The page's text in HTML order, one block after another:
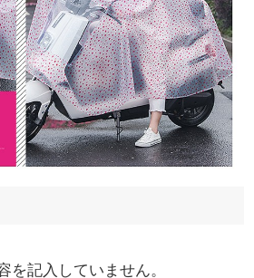
を記入していません。